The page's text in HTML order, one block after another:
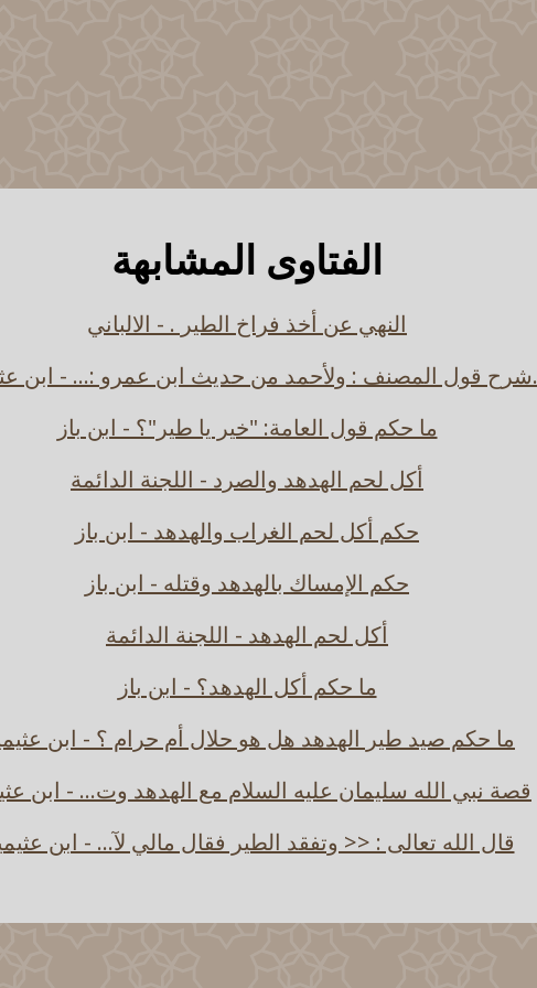
الفتاوى المشابهة
النهي عن أخذ فراخ الطير . - الالباني
.شرح قول المصنف : ولأحمد من حديث ابن عمرو :... - ابن
ما حكم قول العامة: "خير يا طير"؟ - ابن باز
أكل لحم الهدهد والصرد - اللجنة الدائمة
حكم أكل لحم الغراب والهدهد - ابن باز
حكم الإمساك بالهدهد وقتله - ابن باز
أكل لحم الهدهد - اللجنة الدائمة
ما حكم أكل الهدهد؟ - ابن باز
ما حكم صيد طير الهدهد هل هو حلال أم حرام ؟ - ابن
قصة نبي الله سليمان عليه السلام مع الهدهد وت... - ابن
قال الله تعالى : << وتفقد الطير فقال مالي لآ... - ابن